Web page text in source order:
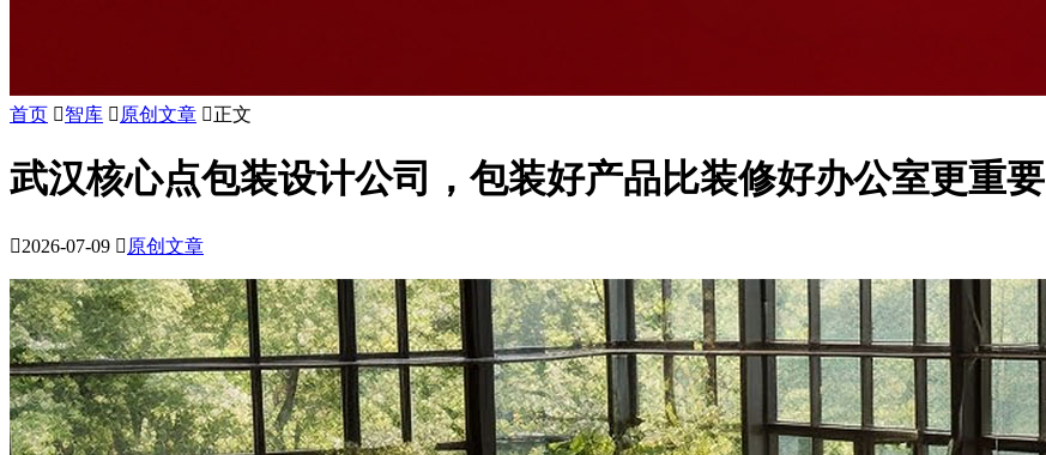
首页 智库  原创文章 正文
武汉核心点包装设计公司，包装好产品比装修好办公室更重要
2026-07-09  原创文章